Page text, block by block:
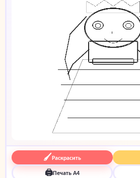
🖌Раскрасить
🖨Печать A4